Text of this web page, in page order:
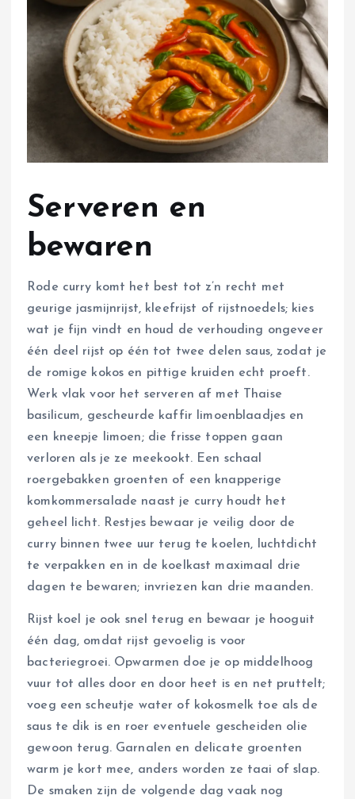
Serveren en
bewaren
Rode curry komt het best tot z’n recht met
geurige jasmijnrijst, kleefrijst of rijstnoedels; kies
wat je fijn vindt en houd de verhouding ongeveer
één deel rijst op één tot twee delen saus, zodat je
de romige kokos en pittige kruiden echt proeft.
Werk vlak voor het serveren af met Thaise
basilicum, gescheurde kaffir limoenblaadjes en
een kneepje limoen; die frisse toppen gaan
verloren als je ze meekookt. Een schaal
roergebakken groenten of een knapperige
komkommersalade naast je curry houdt het
geheel licht. Restjes bewaar je veilig door de
curry binnen twee uur terug te koelen, luchtdicht
te verpakken en in de koelkast maximaal drie
dagen te bewaren; invriezen kan drie maanden.
Rijst koel je ook snel terug en bewaar je hooguit
één dag, omdat rijst gevoelig is voor
bacteriegroei. Opwarmen doe je op middelhoog
vuur tot alles door en door heet is en net pruttelt;
voeg een scheutje water of kokosmelk toe als de
saus te dik is en roer eventuele gescheiden olie
gewoon terug. Garnalen en delicate groenten
warm je kort mee, anders worden ze taai of slap.
De smaken zijn de volgende dag vaak nog